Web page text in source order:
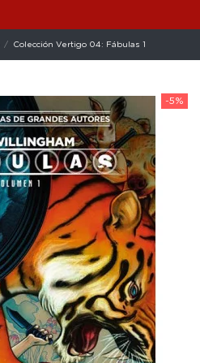
Colección Vertigo 04: Fábulas 1
-5%